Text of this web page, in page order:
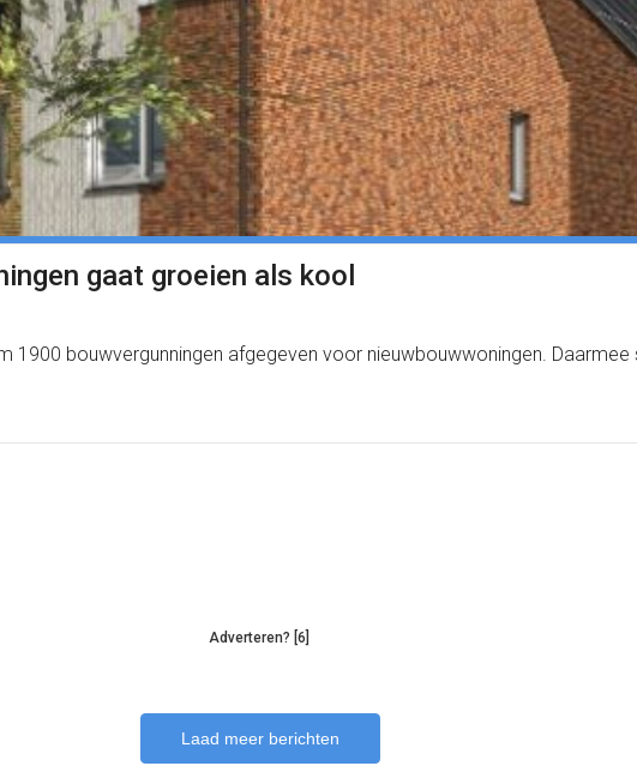
gaat groeien als kool
1900 bouwvergunningen afgegeven voor nieuwbouwwoningen.
Adverteren? [6]
Laad meer berichten